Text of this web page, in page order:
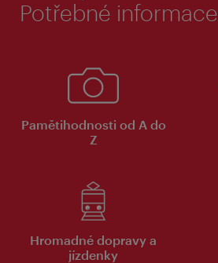
Potřebné informace
Pamětihodnosti od A do
Z
Hromadné dopravy a
jízdenky